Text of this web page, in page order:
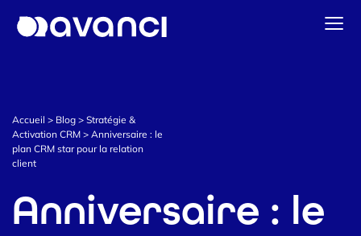
Stratégie & Activation CRM
Notre actualité
Prendre contact
Accueil > Blog > Stratégie &
Activation CRM > Anniversaire : le
plan CRM star pour la relation
client
Anniversaire : le